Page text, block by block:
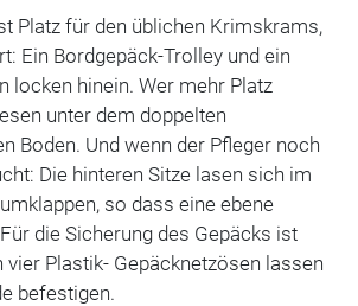
Platz für den üblichen Krimskrams,
Ein Bordgepäck-Trolley und ein
locken hinein. Wer mehr Platz
unter dem doppelten
Boden. Und wenn der Pfleger noch
Die hinteren Sitze lasen sich im
so dass eine ebene
die Sicherung des Gepäcks ist
vier Plastik- Gepäcknetzösen lassen
befestigen.